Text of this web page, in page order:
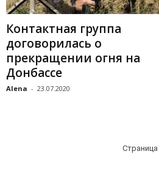
Контактная группа
договорилась о
прекращении огня на
Донбассе
Alena - 23.07.2020
Страница